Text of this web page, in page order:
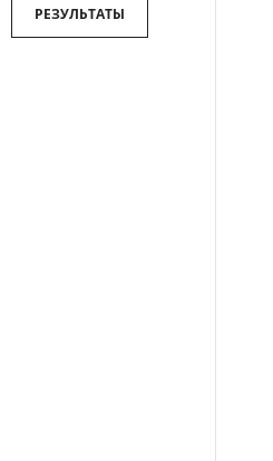
РЕЗУЛЬТАТЫ